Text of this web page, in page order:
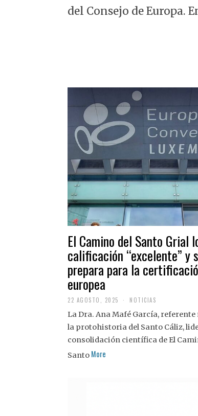
del Consejo de Europa.
El Camino del Santo Grial
calificación “excelente” y
prepara para la
europea
22 AGOSTO, 2025
A
G
O
S
NOTICIAS
La Dra. Ana Mafé García,
la protohistoria del Santo Cáliz,
consolidación científica de El
Santo More